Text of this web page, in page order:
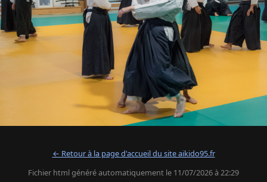
← Retour à la page d'accueil du site aikido95.fr
Fichier html généré automatiquement le 11/07/2026 à 22:29